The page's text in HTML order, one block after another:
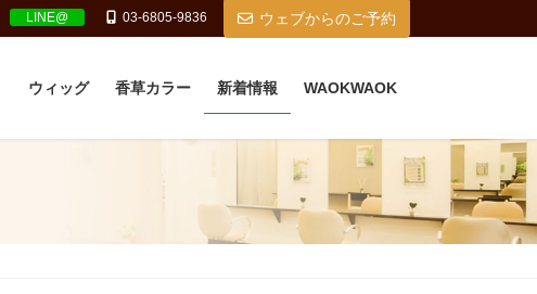
LINE@ 03-6805-9836 ウェブからのご予約
ウィッグ 香草カラー 新着情報 WAOKWAOK